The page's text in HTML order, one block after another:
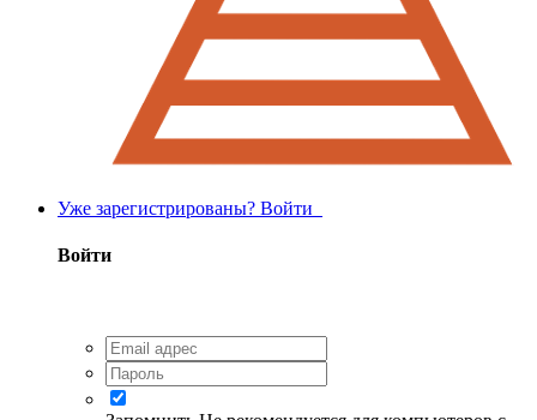
Уже зарегистрированы? Войти
Войти